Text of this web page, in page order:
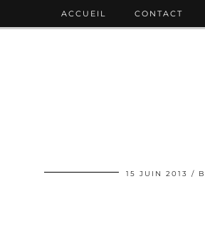
ACCUEIL CONTACT
15 JUIN 2013